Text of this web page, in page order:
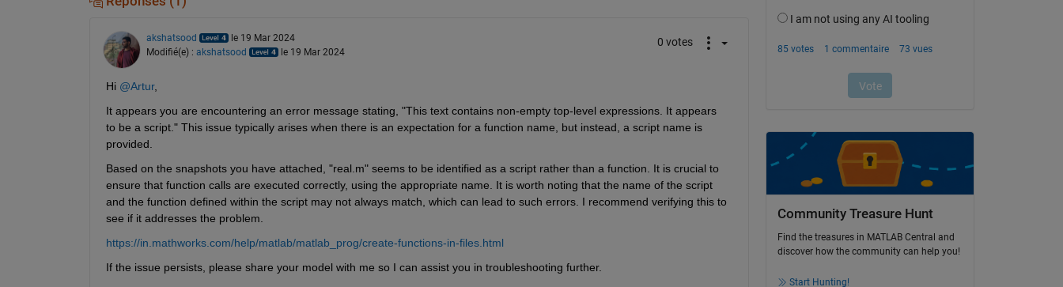
akshatsood
le 19 Mar 2024
Modifié(e) : akshatsood le 19 Mar 2024
0 votes
Hi @Artur,
It appears you are encountering an error message stating, "This text contains non-empty top-level expressions. It appears
to be a script." This issue typically arises when there is an expectation for a function name, but instead, a script name is
provided.
Based on the snapshots you have attached, "real.m" seems to be identified as a script rather than a function. It is crucial to
ensure that function calls are executed correctly, using the appropriate name. It is worth noting that the name of the script
and the function defined within the script may not always match, which can lead to such errors. I recommend verifying this to
see if it addresses the problem.
https://in.mathworks.com/help/matlab/matlab_prog/create-functions-in-files.html
If the issue persists, please share your model with me so I can assist you in troubleshooting further.
Community Treasure Hunt
Find the treasures in MATLAB Central and
discover how the community can help you!
Start Hunting!